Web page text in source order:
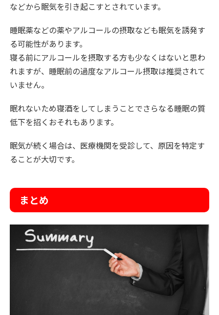
などから眠気を引き起こすとされています。
睡眠薬などの薬やアルコールの摂取なども眠気を誘発す
る可能性があります。
寝る前にアルコールを摂取する方も少なくはないと思わ
れますが、睡眠前の過度なアルコール摂取は推奨されて
いません。
眠れないため寝酒をしてしまうことでさらなる睡眠の質
低下を招くおそれもあります。
眠気が続く場合は、医療機関を受診して、原因を特定す
ることが大切です。
まとめ